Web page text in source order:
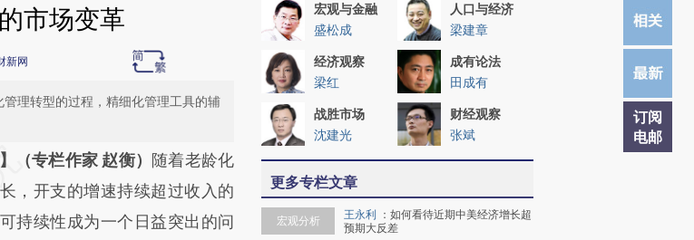
订阅
电邮
市场变革
新网
理转型的过程，精细化管理工具的辅
开头增加这段话：本文由第三方
财新文章
CmvPwjmS]
（专栏作家 赵衡） 随着老龄化
，开支的增速持续超过收入的
持续性成为一个日益突出的问
宏观与金融
盛松成
人口与经济
梁建章
经济观察
梁红
成有论法
田成有
战胜市场
沈建光
财经观察
张斌
更多专栏文章
宏观分析 王永利 ： 如何看待近期中美经济增长超
预期大反差